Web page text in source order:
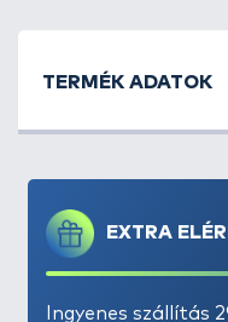
minőségi
átmérőjű monofil
előke, amely szorgos
Pont olyan, amelyet
szívvel ajánlunk!
EXTRA
Ingyenes szállítás
TERMÉK ADATOK